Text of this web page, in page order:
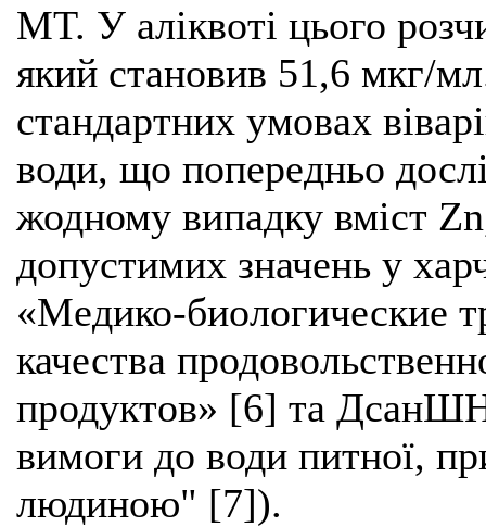
MT. У аліквоті цього
який становив 51,6 мкг/
стандартних умовах
води, що попередньо
жодному випадку вміст
допустимих значень у
«Медико-биологические
качества
продуктов» [6] та ДсанШН
вимоги до води питної,
людиною" [7]).